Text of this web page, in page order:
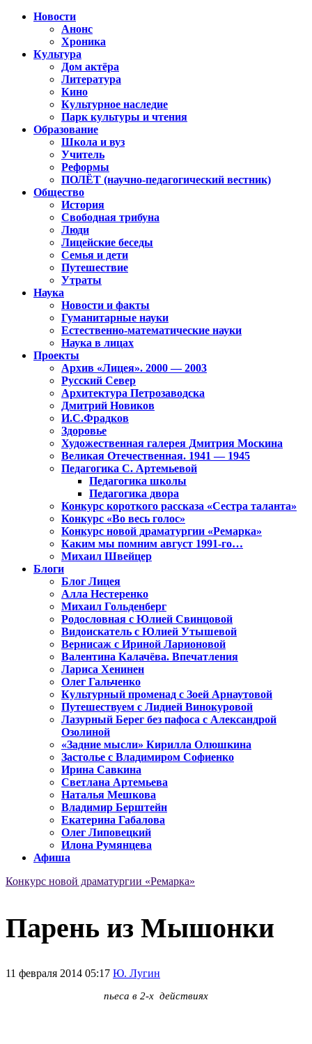
Новости
Анонс
Хроника
Культура
Дом актёра
Литература
Кино
Культурное наследие
Парк культуры и чтения
Образование
Школа и вуз
Учитель
Реформы
ПОЛЁТ (научно-педагогический вестник)
Общество
История
Свободная трибуна
Люди
Лицейские беседы
Семья и дети
Путешествие
Утраты
Наука
Новости и факты
Гуманитарные науки
Естественно-математические науки
Наука в лицах
Проекты
Архив «Лицея». 2000 — 2003
Русский Север
Архитектура Петрозаводска
Дмитрий Новиков
И.С.Фрадков
Здоровье
Художественная галерея Дмитрия Москина
Великая Отечественная. 1941 — 1945
Педагогика С. Артемьевой
Педагогика школы
Педагогика двора
Конкурс короткого рассказа «Сестра таланта»
Конкурс «Во весь голос»
Конкурс новой драматургии «Ремарка»
Каким мы помним август 1991-го…
Михаил Швейцер
Блоги
Блог Лицея
Алла Нестеренко
Михаил Гольденберг
Родословная с Юлией Свинцовой
Видоискатель с Юлией Утышевой
Вернисаж с Ириной Ларионовой
Валентина Калачёва. Впечатления
Лариса Хенинен
Олег Гальченко
Культурный променад с Зоей Арнаутовой
Путешествуем с Лидией Винокуровой
Лазурный Берег без пафоса с Александрой
Озолиной
«Задние мысли» Кирилла Олюшкина
Застолье с Владимиром Софиенко
Ирина Савкина
Светлана Артемьева
Наталья Мешкова
Владимир Берштейн
Екатерина Габалова
Олег Липовецкий
Илона Румянцева
Афиша
Конкурс новой драматургии «Ремарка»
Парень из Мышонки
11 февраля 2014 05:17 Ю. Лугин
пьеса в 2-х действиях